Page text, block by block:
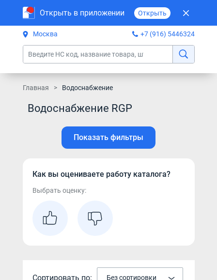
Открыть в приложении Открыть
Москва +7 (916) 5446324
Главная Водоснабжение
Водоснабжение RGP
Показать фильтры
Как вы оцениваете работу каталога?
Выбрать оценку:
Сортировать по: Без сортировки